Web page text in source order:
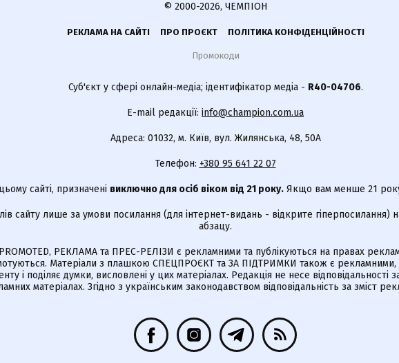
© 2000-2026, ЧЕМПІОН
РЕКЛАМА НА САЙТІ ПРО ПРОЄКТ ПОЛІТИКА КОНФІДЕНЦІЙНОСТІ
Промокоди
Суб'єкт у сфері онлайн-медіа; ідентифікатор медіа - R40-04706.
E-mail редакції: info@champion.com.ua
Адреса: 01032, м. Київ, вул. Жилянська, 48, 50А
Телефон: +380 95 641 22 07
сайті, призначені виключно для осіб віком від 21 року. Якщо вам менше 21
сайту лише за умови посилання (для інтернет-видань - відкрите гіперпосилання)
абзацу.
РЕКЛАМА та ПРЕС-РЕЛІЗИ є рекламними та публікуються на правах
Матеріали з плашкою СПЕЦПРОЄКТ та ЗА ПІДТРИМКИ також є рекламними,
і поділяє думки, висловлені у цих матеріалах. Редакція не несе відповідальності
матеріалах. Згідно з українським законодавством відповідальність за зміст